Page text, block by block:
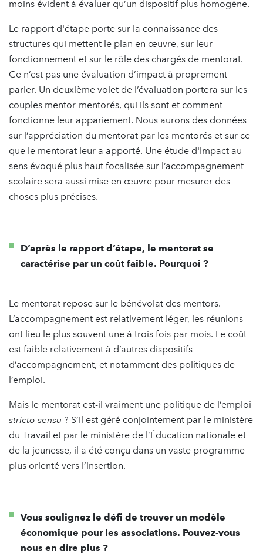
moins évident à évaluer qu’un dispositif plus homogène.
Le rapport d'étape porte sur la connaissance des
structures qui mettent le plan en œuvre, sur leur
fonctionnement et sur le rôle des chargés de mentorat.
Ce n’est pas une évaluation d’impact à proprement
parler. Un deuxième volet de l’évaluation portera sur les
couples mentor-mentorés, qui ils sont et comment
fonctionne leur appariement. Nous aurons des données
sur l’appréciation du mentorat par les mentorés et sur ce
que le mentorat leur a apporté. Une étude d'impact au
sens évoqué plus haut focalisée sur l’accompagnement
scolaire sera aussi mise en œuvre pour mesurer des
choses plus précises.
D’après le rapport d’étape, le mentorat se
caractérise par un coût faible. Pourquoi ?
Le mentorat repose sur le bénévolat des mentors.
L’accompagnement est relativement léger, les réunions
ont lieu le plus souvent une à trois fois par mois. Le coût
est faible relativement à d’autres dispositifs
d’accompagnement, et notamment des politiques de
l’emploi.
Mais le mentorat est-il vraiment une politique de l’emploi
stricto sensu ? S’il est géré conjointement par le ministère
du Travail et par le ministère de l’Éducation nationale et
de la jeunesse, il a été conçu dans un vaste programme
plus orienté vers l’insertion.
Vous soulignez le défi de trouver un modèle
économique pour les associations. Pouvez-vous
nous en dire plus ?